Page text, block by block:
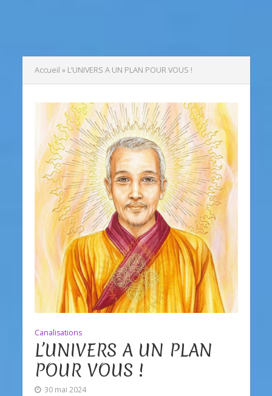
Accueil » L’UNIVERS A UN PLAN POUR VOUS !
Canalisations
L’UNIVERS A UN PLAN
POUR VOUS !
30 mai 2024